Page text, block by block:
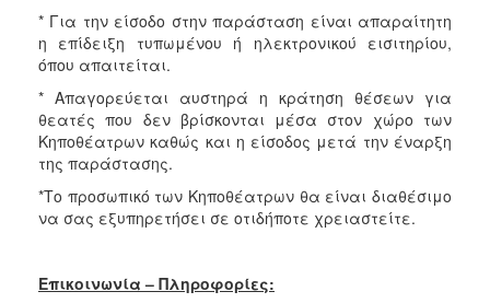
* Για την είσοδο στην παράσταση είναι απαραίτητη
η επίδειξη τυπωμένου ή ηλεκτρονικού εισιτηρίου,
όπου απαιτείται.
* Απαγορεύεται αυστηρά η κράτηση θέσεων για
θεατές που δεν βρίσκονται μέσα στον χώρο των
Κηποθέατρων καθώς και η είσοδος μετά την έναρξη
της παράστασης.
*Το προσωπικό των Κηποθέατρων θα είναι διαθέσιμο
να σας εξυπηρετήσει σε οτιδήποτε χρειαστείτε.
Επικοινωνία – Πληροφορίες: